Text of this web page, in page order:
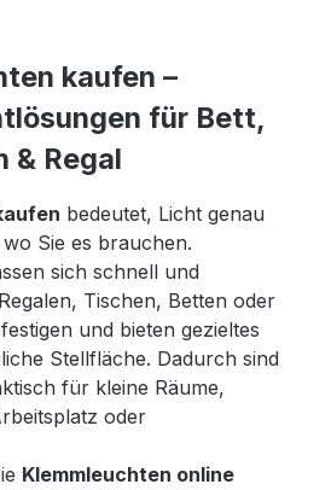
kaufen –
für Bett,
& Regal
bedeutet, Licht genau
Sie es brauchen.
sich schnell und
Tischen, Betten oder
und bieten gezieltes
Stellfläche. Dadurch sind
für kleine Räume,
oder
Klemmleuchten online